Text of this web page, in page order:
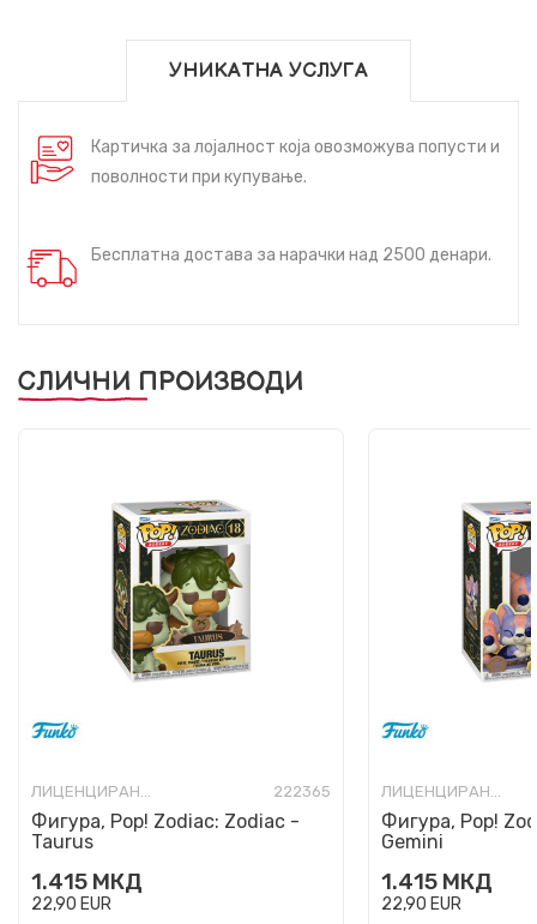
УНИКАТНА УСЛУГА
Картичка за лојалност која овозможува попусти и
поволности при купување.
Бесплатна достава за нарачки над 2500 денари.
СЛИЧНИ ПРОИЗВОДИ
ЛИЦЕНЦИРАНИ ФИГУРИ И СЕТОВИ 222365
Фигура, Pop! Zodiac: Zodiac -
Taurus
1.415 МКД
22,90 EUR
ЛИЦЕНЦИРАНИ ФИГУРИ И СЕТОВИ
Фигура, Pop!
Gemini
1.415 МКД
22,90 EUR